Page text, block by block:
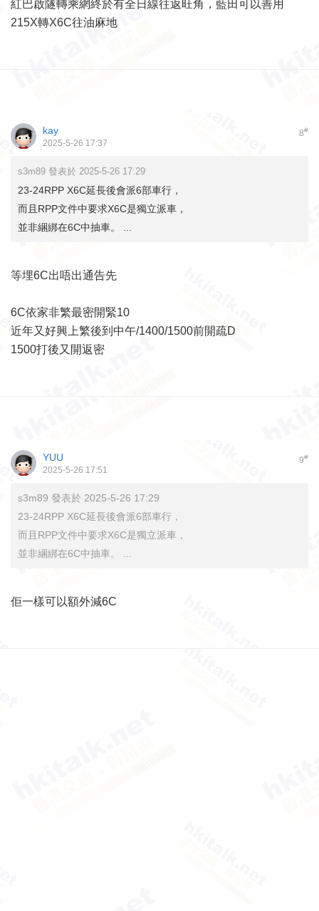
紅巴啟隧轉乘網終於有全日線往返旺角，藍田可以善用
215X轉X6C往油麻地
8#
kay
2025-5-26 17:37
s3m89 發表於 2025-5-26 17:29
23-24RPP X6C延長後會派6部車行，
而且RPP文件中要求X6C是獨立派車，
並非綑綁在6C中抽車。 ...
等埋6C出唔出通告先
6C依家非繁最密開緊10
近年又好興上繁後到中午/1400/1500前開疏D
1500打後又開返密
9#
YUU
2025-5-26 17:51
s3m89 發表於 2025-5-26 17:29
23-24RPP X6C延長後會派6部車行，
而且RPP文件中要求X6C是獨立派車，
並非綑綁在6C中抽車。 ...
佢一樣可以額外減6C